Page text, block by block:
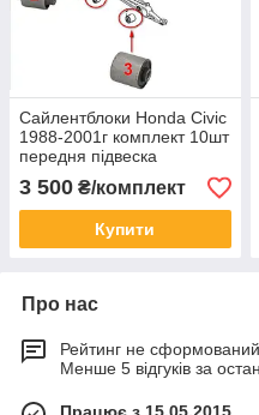
Сайлентблоки Honda Civic
1988-2001г комплект 10шт
передня підвеска
3 500 ₴/комплект
Купити
Про нас
Рейтинг не сформований
Менше 5 відгуків за